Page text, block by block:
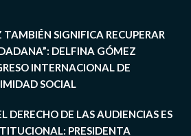
TAMBIÉN SIGNIFICA RECUPERAR
DELFINA GÓMEZ
INTERNACIONAL DE
SOCIAL
DERECHO DE LAS AUDIENCIAS ES
PRESIDENTA